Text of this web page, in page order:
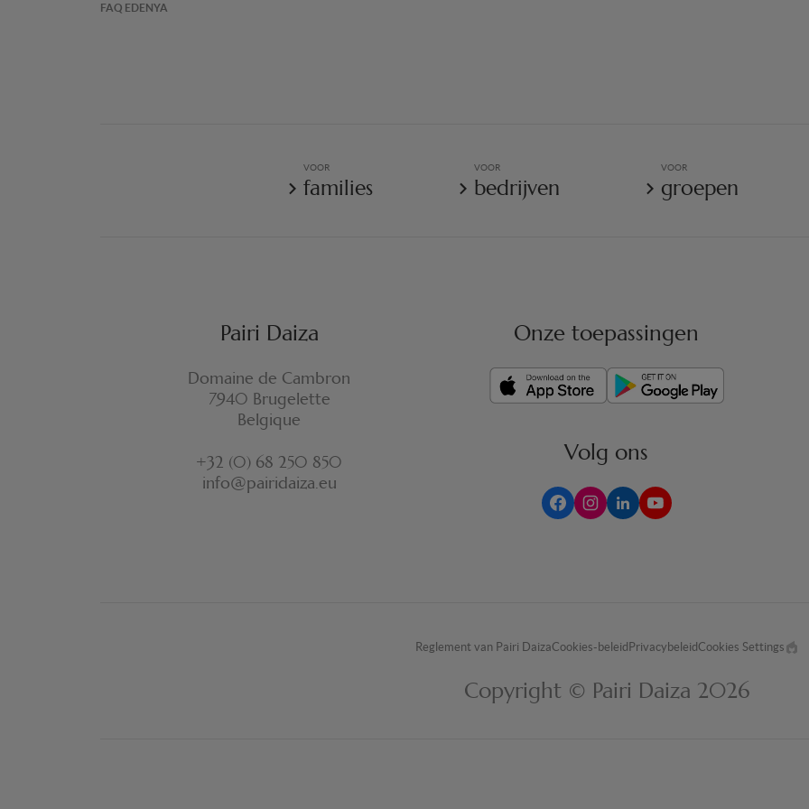
FAQ EDENYA
VOOR
families
VOOR
bedrijven
VOOR
groepen
Pairi Daiza
Domaine de Cambron
7940 Brugelette
Belgique
+32 (0) 68 250 850
info@pairidaiza.eu
Onze toepassingen
Volg ons
Reglement van Pairi DaizaCookies-beleid Privacybeleid Cookies Settings
Copyright © Pairi Daiza 2026